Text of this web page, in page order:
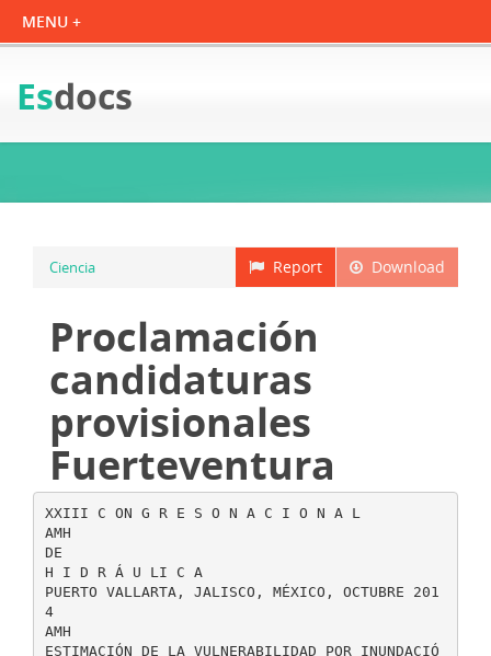
Esdocs
Download
Report
Ciencia
Proclamación
candidaturas
provisionales
Fuerteventura
XXIII C ON G R E S O N A C I O N A L
AMH
DE
H I D R Á U LI C A
PUERTO VALLARTA, JALISCO, MÉXICO, OCTUBRE 201
4
AMH
ESTIMACIÓN DE LA VULNERABILIDAD POR INUNDACIÓ